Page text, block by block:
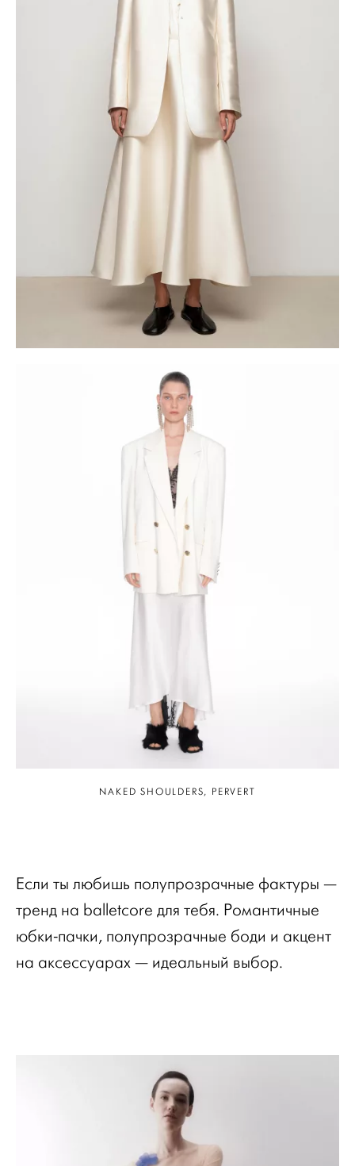
NAKED SHOULDERS, PERVERT
Если ты любишь полупрозрачные фактуры —
тренд на balletcore для тебя. Романтичные
юбки-пачки, полупрозрачные боди и акцент
на аксессуарах — идеальный выбор.